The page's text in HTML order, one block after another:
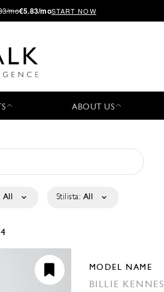
mo€5.83/moSTART NOW
ABOUT US
All Stilista: All
MODEL NAME
BILLIE KENNES